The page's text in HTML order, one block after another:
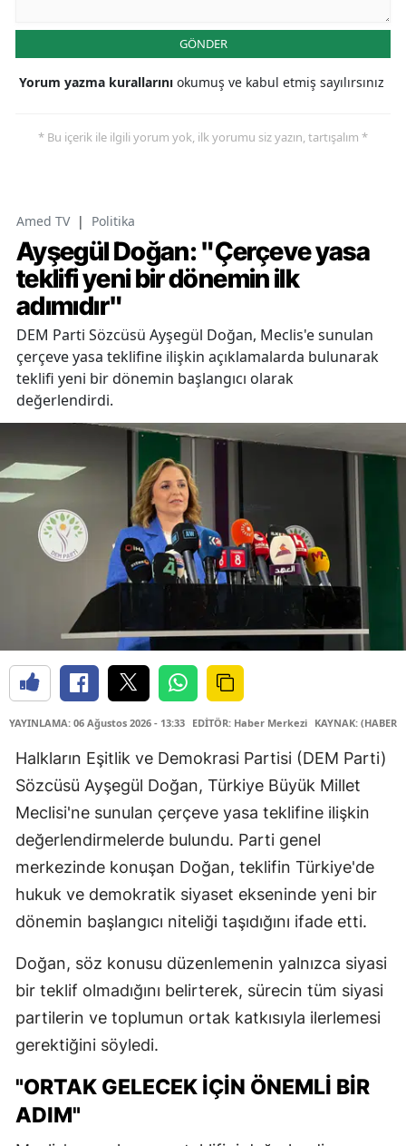
GÖNDER
Yorum yazma kurallarını okumuş ve kabul etmiş sayılırsınız
* Bu içerik ile ilgili yorum yok, ilk yorumu siz yazın, tartışalım *
Amed TV | Politika
Ayşegül Doğan: "Çerçeve yasa
teklifi yeni bir dönemin ilk
adımıdır"
DEM Parti Sözcüsü Ayşegül Doğan, Meclis'e sunulan
çerçeve yasa teklifine ilişkin açıklamalarda bulunarak
teklifi yeni bir dönemin başlangıcı olarak
değerlendirdi.
YAYINLAMA: 06 Ağustos 2026 - 13:33 EDİTÖR: Haber Merkezi KAYNAK: (HABER
Halkların Eşitlik ve Demokrasi Partisi (DEM Parti)
Sözcüsü Ayşegül Doğan, Türkiye Büyük Millet
Meclisi'ne sunulan çerçeve yasa teklifine ilişkin
değerlendirmelerde bulundu. Parti genel
merkezinde konuşan Doğan, teklifin Türkiye'de
hukuk ve demokratik siyaset ekseninde yeni bir
dönemin başlangıcı niteliği taşıdığını ifade etti.
Doğan, söz konusu düzenlemenin yalnızca siyasi
bir teklif olmadığını belirterek, sürecin tüm siyasi
partilerin ve toplumun ortak katkısıyla ilerlemesi
gerektiğini söyledi.
"ORTAK GELECEK İÇİN ÖNEMLİ BİR
ADIM"